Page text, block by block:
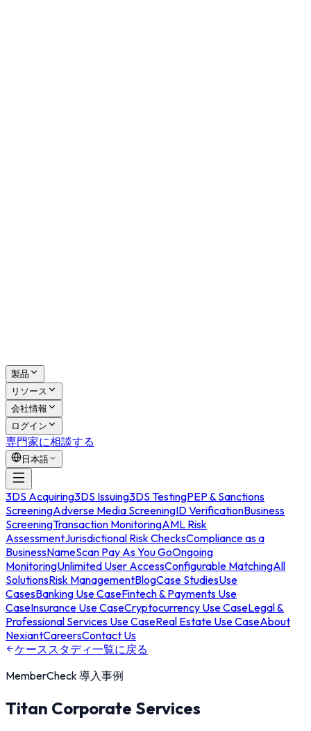
製品
リソース
会社情報
ログイン
専門家に相談する
日本語
3DS Acquiring3DS Issuing3DS TestingPEP & Sanctions
ScreeningAdverse Media ScreeningID VerificationBusiness
ScreeningTransaction MonitoringAML Risk
AssessmentJurisdictional Risk ChecksCompliance as a
BusinessNameScan Pay As You GoOngoing
MonitoringUnlimited User AccessConfigurable MatchingAll
SolutionsRisk ManagementBlogCase StudiesUse
CasesBanking Use CaseFintech & Payments Use
CaseInsurance Use CaseCryptocurrency Use CaseLegal &
Professional Services Use CaseReal Estate Use CaseAbout
NexiantCareersContact Us
ケーススタディ一覧に戻る
MemberCheck導入事例
Titan Corporate Services